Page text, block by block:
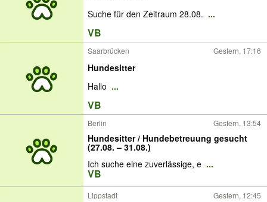
Suche für den Zeitraum 28.08. ...
VB
Saarbrücken Gestern, 17:16
Hundesitter
Hallo ...
VB
Berlin Gestern, 13:54
Hundesitter / Hundebetreuung gesucht
(27.08. – 31.08.)
Ich suche eine zuverlässige, e ...
VB
Lippstadt Gestern, 12:45